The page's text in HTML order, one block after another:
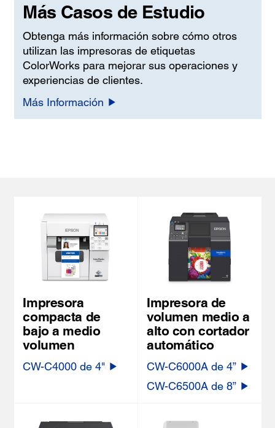
Más Casos de Estudio
Obtenga más información sobre cómo otros
utilizan las impresoras de etiquetas
ColorWorks para mejorar sus operaciones y
experiencias de clientes.
Más Información
Impresora
compacta de
bajo a medio
volumen
CW-C4000 de 4"
Impresora de
volumen medio a
alto con cortador
automático
CW-C6000A de 4”
CW-C6500A de 8”